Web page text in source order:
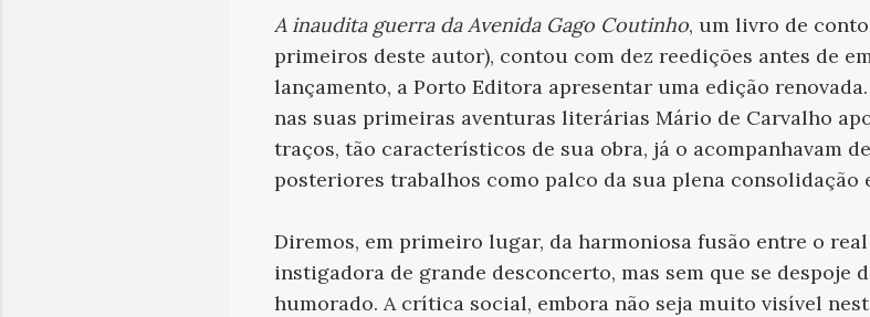
A inaudita guerra da Avenida Gago Coutinho, um livro de
primeiros deste autor), contou com dez reedições antes de
lançamento, a Porto Editora apresentar uma edição
nas suas primeiras aventuras literárias Mário de Carvalho
traços, tão característicos de sua obra, já o acompanhavam
posteriores trabalhos como palco da sua plena consolidação
Diremos, em primeiro lugar, da harmoniosa fusão entre o
instigadora de grande desconcerto, mas sem que se despoje
humorado. A crítica social, embora não seja muito visível